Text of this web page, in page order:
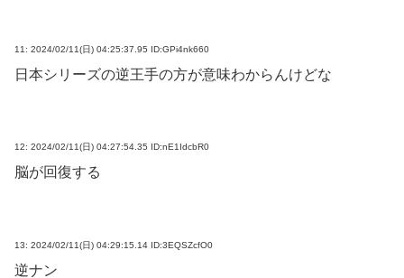
11: 2024/02/11(日) 04:25:37.95 ID:GPi4nk660
日本シリーズの逆王手の方が意味わからんけどな
12: 2024/02/11(日) 04:27:54.35 ID:nE1IdcbR0
脳が回復する
13: 2024/02/11(日) 04:29:15.14 ID:3EQSZcfO0
逆ナン